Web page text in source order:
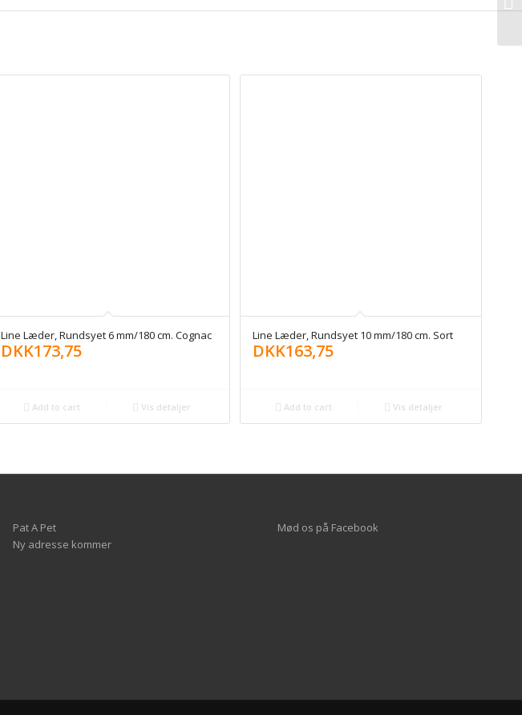
Line Læder, Rundsyet 6 mm/180 cm. Cognac
DKK173,75
Add to cart Vis detaljer
Line Læder, Rundsyet 10 mm/180 cm. Sort
DKK163,75
Add to cart Vis detaljer
Pat A Pet
Ny adresse kommer
Mød os på Facebook